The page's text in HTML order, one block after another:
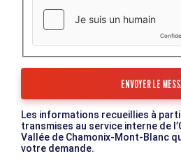
Les informations recueillies à
transmises au service interne de
Vallée de Chamonix-Mont-Blanc
votre demande.